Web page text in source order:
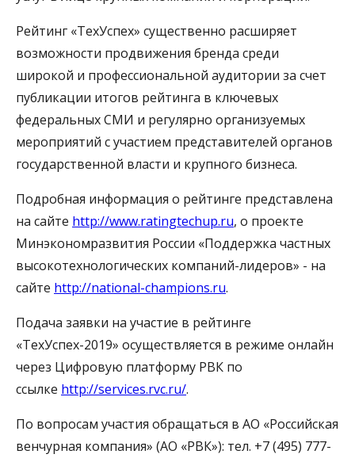
Рейтинг «ТехУспех» существенно расширяет
возможности продвижения бренда среди
широкой и профессиональной аудитории за счет
публикации итогов рейтинга в ключевых
федеральных СМИ и регулярно организуемых
мероприятий с участием представителей органов
государственной власти и крупного бизнеса.
Подробная информация о рейтинге представлена
на сайте http://www.ratingtechup.ru, о проекте
Минэкономразвития России «Поддержка частных
высокотехнологических компаний-лидеров» - на
сайте http://national-champions.ru.
Подача заявки на участие в рейтинге
«ТехУспех-2019» осуществляется в режиме онлайн
через Цифровую платформу РВК по
ссылке http://services.rvc.ru/.
По вопросам участия обращаться в АО «Российская
венчурная компания» (АО «РВК»): тел. +7 (495) 777-